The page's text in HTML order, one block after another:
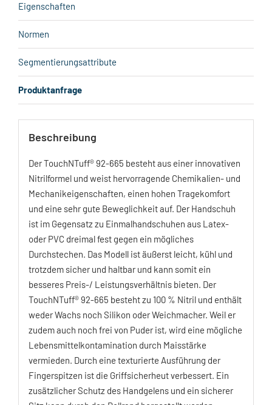
Eigenschaften
Normen
Segmentierungsattribute
Produktanfrage
Beschreibung
Der TouchNTuff® 92-665 besteht aus einer innovativen
Nitrilformel und weist hervorragende Chemikalien- und
Mechanikeigenschaften, einen hohen Tragekomfort
und eine sehr gute Beweglichkeit auf. Der Handschuh
ist im Gegensatz zu Einmalhandschuhen aus Latex-
oder PVC dreimal fest gegen ein mögliches
Durchstechen. Das Modell ist äußerst leicht, kühl und
trotzdem sicher und haltbar und kann somit ein
besseres Preis-/ Leistungsverhältnis bieten. Der
TouchNTuff® 92-665 besteht zu 100 % Nitril und enthält
weder Wachs noch Silikon oder Weichmacher. Weil er
zudem auch noch frei von Puder ist, wird eine mögliche
Lebensmittelkontamination durch Maisstärke
vermieden. Durch eine texturierte Ausführung der
Fingerspitzen ist die Griffsicherheut verbessert. Ein
zusätzlicher Schutz des Handgelens und ein sicherer